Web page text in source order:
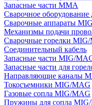
Запасные части MMA
Сварочное
Сварочные аппараты
Механизмы подачи
Сварочные горелки
Соединительный кабель
Запасные части MIG/
Запасные части для
Направляющие каналы
Токосъемники MIG/MAG
Газовые сопла MIG/MAG
Пружины для сопла